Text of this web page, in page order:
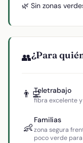
🌿 Sin zonas
👥¿Para
👨‍💻Teletrabajo
fibra excelente
👶
Familias
zona segura
poco verde